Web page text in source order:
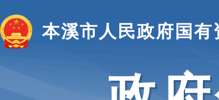
本溪市人民政府国